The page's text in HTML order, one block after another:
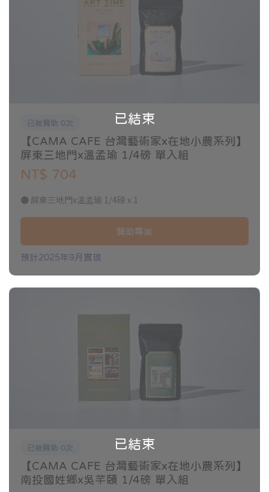
當您在收到商品後，發現訂購商品不符或運送過程中損壞，請立即
通知我們為您處理。
鑑賞期內請保持原商品完整性，商品一經使用恕不接受退貨。
客服信箱｜nbd@camacafe.com
已結束
已被贊助 0次
【CAMA CAFE 台灣藝術家x在地小農系列】
屏東三地門x溫孟瑜 1/4磅 單入組
NT$ 704
● 屏東三地門x溫孟瑜 1/4磅 x 1
贊助專案
預計2025年9月實現
已結束
已被贊助 0次
【CAMA CAFE 台灣藝術家x在地小農系列】
南投國姓鄉x吳芊頤 1/4磅 單入組